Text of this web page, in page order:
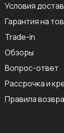
Условия
Гарантия на
Trade-in
Обзоры
Вопрос-ответ
Рассрочка и
Правила